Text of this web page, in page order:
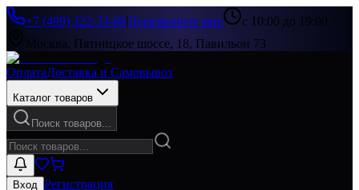
+7 (499) 322-33-86|Перезвоните мне
с 10:00 до 19:00
Москва, Пятницкое шоссе, 18, Павильон 73
ОплатаДоставка и Самовывоз
Каталог товаров
Поиск товаров...
Вход Регистрация